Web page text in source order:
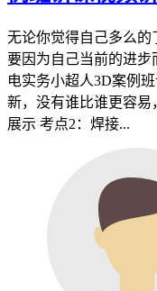
无论你觉得自己多么
要因为自己当前的进步
电实务小超人3D案例
新，没有谁比谁更容
展示 考点2：焊接...